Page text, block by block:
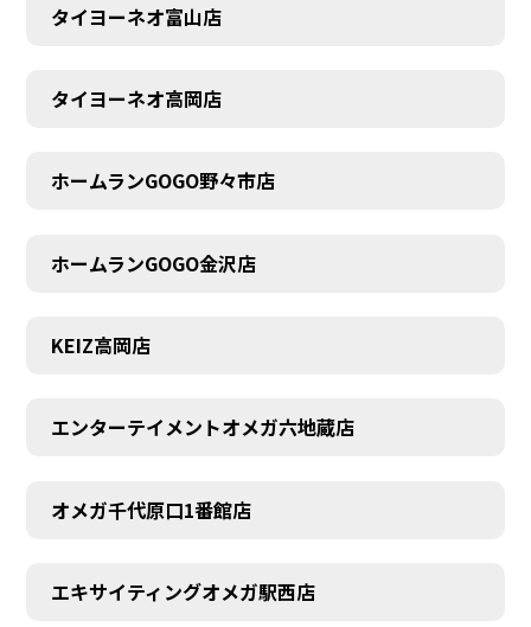
タイヨーネオ富山店
タイヨーネオ高岡店
ホームランGOGO野々市店
ホームランGOGO金沢店
KEIZ高岡店
エンターテイメントオメガ六地蔵店
オメガ千代原口1番館店
エキサイティングオメガ駅西店